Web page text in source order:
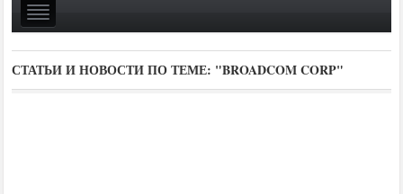
СТАТЬИ И НОВОСТИ ПО ТЕМЕ: "BROADCOM CORP"